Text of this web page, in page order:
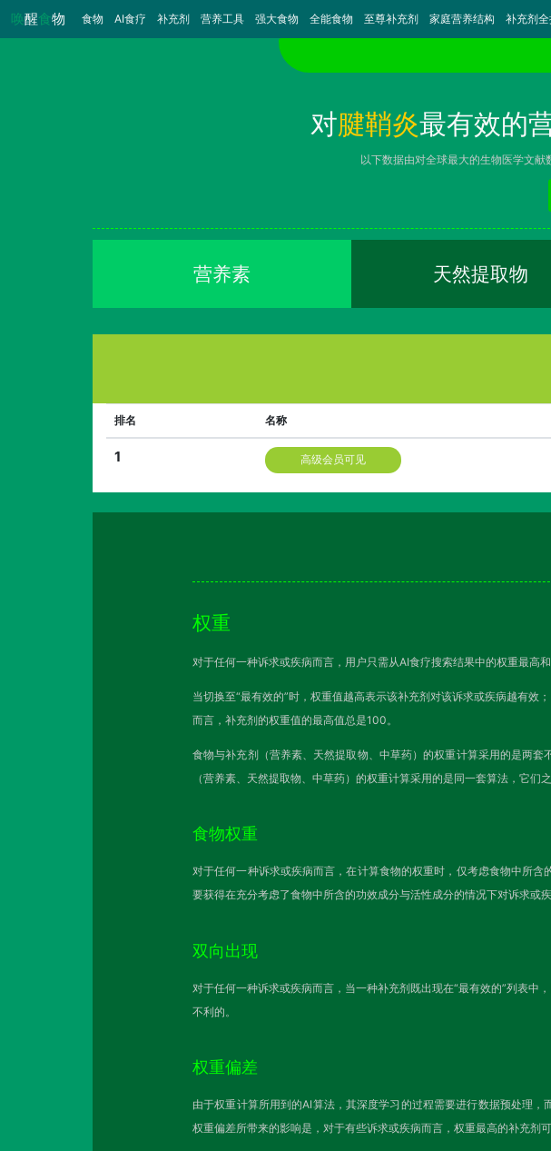
唤醒食物 食物 （当前）
AI食疗 补充剂 营养工具 强大食物 全能食物 至尊补充剂 家庭营养结构 补充剂
对腱鞘炎最有效的
以下数据由对全球最大的生物医学文
营养素 天然提取物
排名 名称
1 高级会员可见
权重
对于任何一种诉求或疾病而言，用户只需从AI食疗搜索结果中的权重最高
当切换至“最有效的”时，权重值越高表示该补充剂对该诉求或疾病越有效
而言，补充剂的权重值的最高值总是100。
食物与补充剂（营养素、天然提取物、中草药）的权重计算采用的是两
（营养素、天然提取物、中草药）的权重计算采用的是同一套算法，它们
食物权重
对于任何一种诉求或疾病而言，在计算食物的权重时，仅考虑食物中所
要获得在充分考虑了食物中所含的功效成分与活性成分的情况下对诉求或
双向出现
对于任何一种诉求或疾病而言，当一种补充剂既出现在“最有效的”列表中
不利的。
权重偏差
由于权重计算所用到的AI算法，其深度学习的过程需要进行数据预处理
权重偏差所带来的影响是，对于有些诉求或疾病而言，权重最高的补充剂